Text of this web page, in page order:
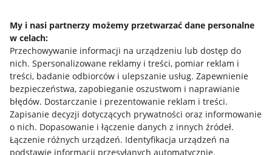
My i nasi partnerzy możemy przetwarzać dane personalne
w celach:
Przechowywanie informacji na urządzeniu lub dostęp do
nich. Spersonalizowane reklamy i treści, pomiar reklam i
treści, badanie odbiorców i ulepszanie usług. Zapewnienie
bezpieczeństwa, zapobieganie oszustwom i naprawianie
błędów. Dostarczanie i prezentowanie reklam i treści.
Zapisanie decyzji dotyczących prywatności oraz informowanie
o nich. Dopasowanie i łączenie danych z innych źródeł.
Łączenie różnych urządzeń. Identyfikacja urządzeń na
podstawie informacji przesyłanych automatycznie.
Allegro Gadane dla kupujących
Mapa miejscowości
Informacje prawne
Regulamin
Polityka plików "cookies"